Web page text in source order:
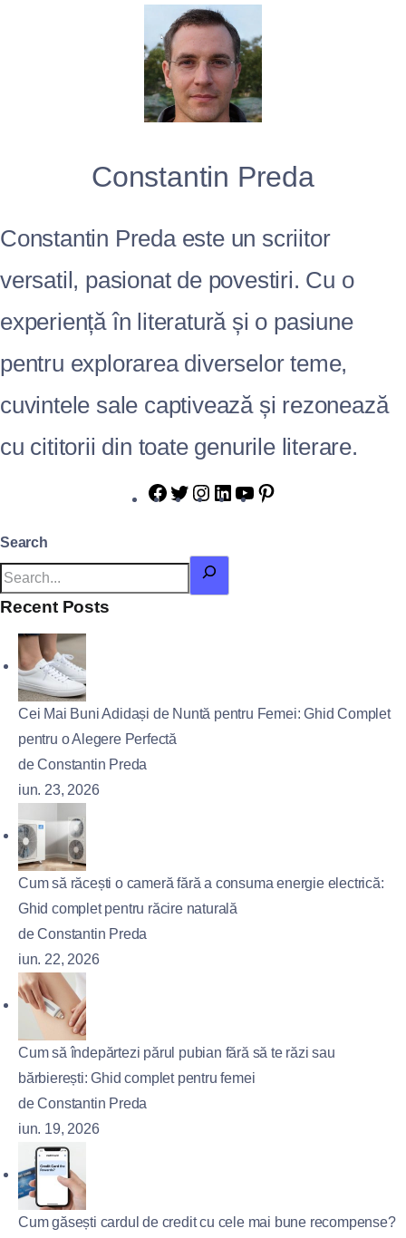
Constantin Preda
Constantin Preda este un scriitor
versatil, pasionat de povestiri. Cu o
experiență în literatură și o pasiune
pentru explorarea diverselor teme,
cuvintele sale captivează și rezonează
cu cititorii din toate genurile literare.
Search
Recent Posts
Cei Mai Buni Adidași de Nuntă pentru Femei: Ghid Complet
pentru o Alegere Perfectă
de Constantin Preda
iun. 23, 2026
Cum să răcești o cameră fără a consuma energie electrică:
Ghid complet pentru răcire naturală
de Constantin Preda
iun. 22, 2026
Cum să îndepărtezi părul pubian fără să te răzi sau
bărbierești: Ghid complet pentru femei
de Constantin Preda
iun. 19, 2026
Cum găsești cardul de credit cu cele mai bune recompense?